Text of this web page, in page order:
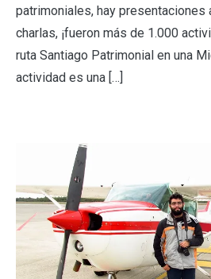
patrimoniales, hay presentaciones
charlas, ¡fueron más de 1.000
ruta Santiago Patrimonial en una
actividad es una […]